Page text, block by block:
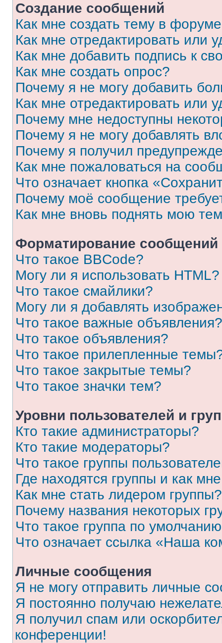
Создание сообщений
Как мне создать тему в
Как мне отредактировать или
Как мне добавить подпись к
Как мне создать опрос?
Почему я не могу добавить
Как мне отредактировать или
Почему мне недоступны
Почему я не могу добавлять
Почему я получил
Как мне пожаловаться на
Что означает кнопка
Почему моё сообщение
Как мне вновь поднять мою
Форматирование
Что такое BBCode?
Могу ли я использовать HTML?
Что такое смайлики?
Могу ли я добавлять
Что такое важные объявления?
Что такое объявления?
Что такое прилепленные
Что такое закрытые темы?
Что такое значки тем?
Уровни пользователей и
Кто такие администраторы?
Кто такие модераторы?
Что такое группы
Где находятся группы и как
Как мне стать лидером группы?
Почему названия некоторых
Что такое группа по
Что означает ссылка «Наша
Личные сообщения
Я не могу отправить личные
Я постоянно получаю
Я получил спам или
конференции!